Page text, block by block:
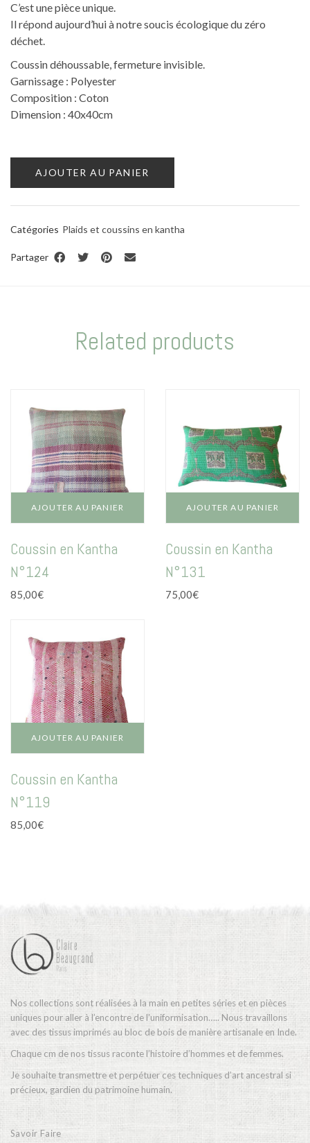
C’est une pièce unique.
Il répond aujourd’hui à notre soucis écologique du zéro
déchet.
Coussin déhoussable, fermeture invisible.
Garnissage : Polyester
Composition : Coton
Dimension : 40x40cm
AJOUTER AU PANIER
Catégories Plaids et coussins en kantha
Partager
Related products
AJOUTER AU PANIER
Coussin en Kantha
N°124
85,00€
AJOUTER AU PANIER
Coussin en Kantha
N°131
75,00€
AJOUTER AU PANIER
Coussin en Kantha
N°119
85,00€
Nos collections sont réalisées à la main en petites séries et en pièces
uniques pour aller à l’encontre de l’uniformisation….. Nous travaillons
avec des tissus imprimés au bloc de bois de manière artisanale en Inde.
Chaque cm de nos tissus raconte l’histoire d’hommes et de femmes.
Je souhaite transmettre et perpétuer ces techniques d’art ancestral si
précieux, gardien du patrimoine humain.
Savoir Faire